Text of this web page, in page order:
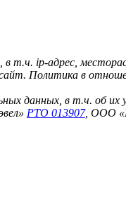
т.ч. ip-адрес,
Политика в
данных, в т.ч. об их
РТО 013907, ООО